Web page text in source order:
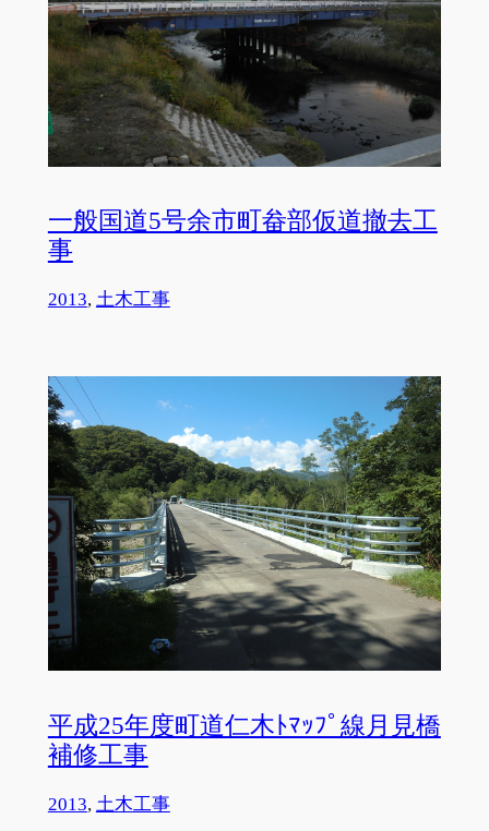
一般国道5号余市町畚部仮道撤去工
事
2013, 土木工事
平成25年度町道仁木ﾄﾏｯﾌﾟ線月見橋
補修工事
2013, 土木工事